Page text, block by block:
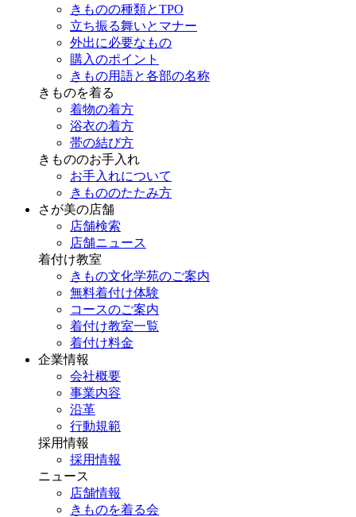
きものの種類とTPO
立ち振る舞いとマナー
外出に必要なもの
購入のポイント
きもの用語と各部の名称
きものを着る
着物の着方
浴衣の着方
帯の結び方
きもののお手入れ
お手入れについて
きもののたたみ方
さが美の店舗
店舗検索
店舗ニュース
着付け教室
きもの文化学苑のご案内
無料着付け体験
コースのご案内
着付け教室一覧
着付け料金
企業情報
会社概要
事業内容
沿革
行動規範
採用情報
採用情報
ニュース
店舗情報
きものを着る会